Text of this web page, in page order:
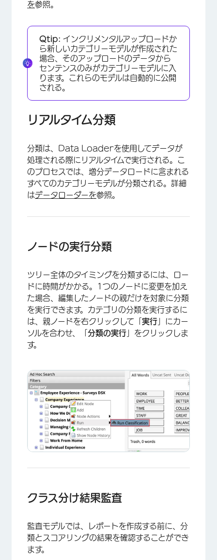
×
を参照。
Qtip: インクリメンタルアップロードか
ら新しいカテゴリーモデルが作成された
場合、そのアップロードのデータから
センテンスのみがカテゴリーモデルに入
ります。これらのモデルは自動的に公開
される。
リアルタイム分類
分類は、Data Loaderを使用してデータが
処理される際にリアルタイムで実行される。こ
のプロセスでは、増分データロードに含まれる
すべてのカテゴリーモデルが分類される。詳細
はデータローダーを参照。
ノードの実行分類
ツリー全体のタイミングを分類するには、ロー
ドに時間がかかる。1つのノードに変更を加え
た場合、編集したノードの親だけを対象に分類
を実行できます。カテゴリの分類を実行するに
は、親ノードを右クリックして「 実行 」にカー
ソルを合わせ、「 分類の実行 」をクリックしま
す。
クラス分け結果監査
監査モデルでは、レポートを作成する前に、分
類とスコアリングの結果を確認することができ
ます。